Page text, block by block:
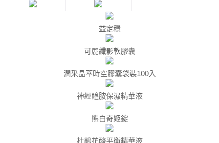
益定穩
可麗纖影軟膠囊
潤采晶萃時空膠囊袋裝100入
神經醯胺保濕精華液
熊白奇姬錠
杜鵑花酸平衡精華液